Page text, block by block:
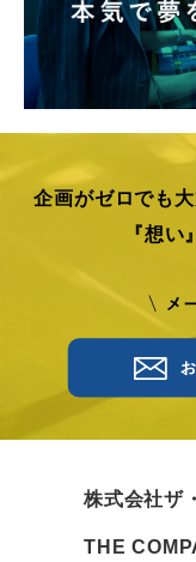
企画がゼロでも
『想い
株式会社ザ
THE